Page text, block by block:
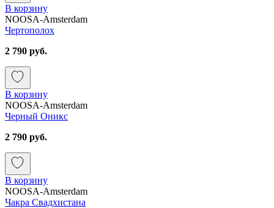
В корзину
NOOSA-Amsterdam
Чертополох
2 790 руб.
В корзину
NOOSA-Amsterdam
Черный Оникс
2 790 руб.
В корзину
NOOSA-Amsterdam
Чакра Свадхистана